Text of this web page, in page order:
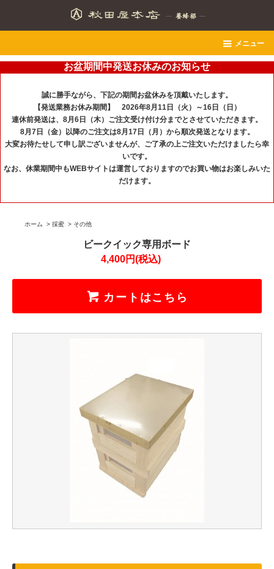
メニュー
お盆期間中発送お休みのお知らせ
誠に勝手ながら、下記の期間お盆休みを頂戴いたします。
【発送業務お休み期間】 2026年8月11日（火）～16日（日）
連休前発送は、8月6日（木）ご注文受け付け分までとさせていただきます。
8月7日（金）以降のご注文は8月17日（月）から順次発送となります。
大変お待たせして申し訳ございませんが、ご了承の上ご注文いただけましたら幸
いです。
なお、休業期間中もWEBサイトは運営しておりますのでお買い物はお楽しみいた
だけます。
ホーム > 採蜜 > その他
ビークイック専用ボード
4,400円(税込)
カートはこちら